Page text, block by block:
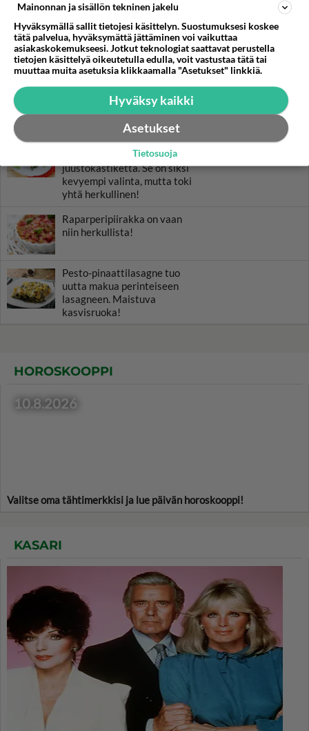
RESEPTIT
Coleslaw on Ameriikan
tuliainen.
Banaanilettu on gluteeniton ja
maidoton - ja herkullinen!
Pinaatti-lehtikaalilasagne ei
sisällä laisinkaan
juustokastiketta. Se on siksi
kevyempi valinta, mutta toki
yhtä herkullinen!
Raparperipiirakka on vaan
niin herkullista!
Pesto-pinaattilasagne tuo
uutta makua perinteiseen
lasagneen. Maistuva
kasvisruoka!
HOROSKOOPPI
10.8.2026
Valitse oma tähtimerkkisi ja lue päivän horoskooppi!
KASARI
Mainonnan ja sisällön tekninen jakelu
Hyväksymällä sallit tietojesi käsittelyn. Suostumuksesi koskee
tätä palvelua, hyväksymättä jättäminen voi vaikuttaa
asiakaskokemukseesi. Jotkut teknologiat saattavat perustella
tietojen käsittelyä oikeutetulla edulla, voit vastustaa tätä tai
muuttaa muita asetuksia klikkaamalla "Asetukset" linkkiä.
Hyväksy kaikki
Asetukset
Tietosuoja